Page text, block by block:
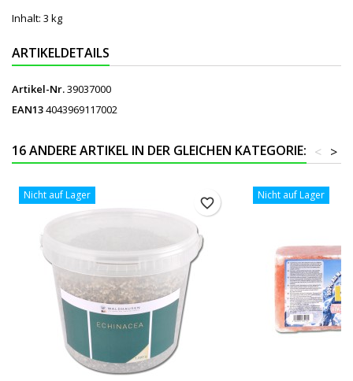
Inhalt: 3 kg
ARTIKELDETAILS
Artikel-Nr.39037000
EAN134043969117002
16 ANDERE ARTIKEL IN DER GLEICHEN KATEGORIE: >
<
Nicht auf Lager
favorite_border
Nicht auf Lager